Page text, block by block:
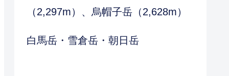
（2,297m）、烏帽子岳（2,628m）
白馬岳・雪倉岳・朝日岳